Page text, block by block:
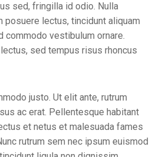
sed, fringilla id odio. Nulla
posuere lectus, tincidunt aliquam
commodo vestibulum ornare.
sed tempus risus rhoncus
justo. Ut elit ante, rutrum
ac erat. Pellentesque habitant
et netus et malesuada fames
rutrum sem nec ipsum euismod